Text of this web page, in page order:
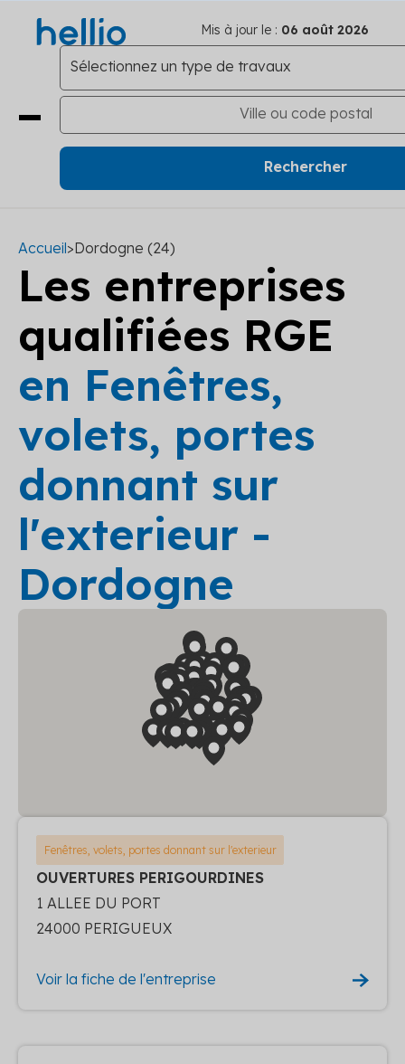
Mis à jour le : 06 août 2026
Accueil>Dordogne (24)
Les entreprises
qualifiées RGE
en Fenêtres,
volets, portes
donnant sur
l'exterieur -
Dordogne
Fenêtres, volets, portes donnant sur l'exterieur
OUVERTURES PERIGOURDINES
1 ALLEE DU PORT
24000 PERIGUEUX
Voir la fiche de l'entreprise